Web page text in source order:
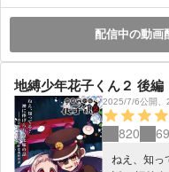
配信中の動画
地縛少年花子くん２ 後編
2025/7/6公開
820
ねえ、知っ